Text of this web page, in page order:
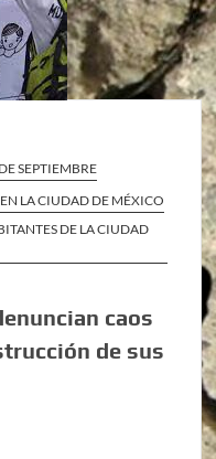
SEPTIEMBRE
LA CIUDAD DE MÉXICO
DE LA CIUDAD
caos
de sus